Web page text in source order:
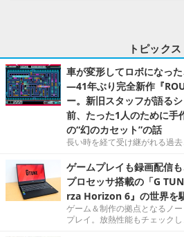
トピックス
車が変形してロボになっ
―41年ぶり完全新作『
ー。新旧スタッフが語る
前、たった1人のために手
の“幻のカセット”の話
長い時を経て受け継がれる過
ゲームプレイも録画配信
プロセッサ搭載の「G
rza Horizon 6』の世界を
ゲーム＆制作の拠点となるノ
プレイ。放熱性能もチェックし